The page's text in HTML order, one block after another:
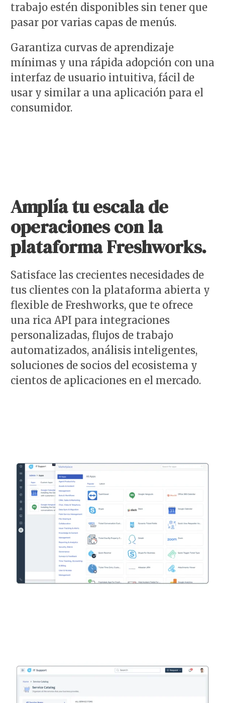
trabajo estén disponibles sin tener que
pasar por varias capas de menús.
Garantiza curvas de aprendizaje
mínimas y una rápida adopción con una
interfaz de usuario intuitiva, fácil de
usar y similar a una aplicación para el
consumidor.
Amplía tu escala de
operaciones con la
plataforma Freshworks.
Satisface las crecientes necesidades de
tus clientes con la plataforma abierta y
flexible de Freshworks, que te ofrece
una rica API para integraciones
personalizadas, flujos de trabajo
automatizados, análisis inteligentes,
soluciones de socios del ecosistema y
cientos de aplicaciones en el mercado.